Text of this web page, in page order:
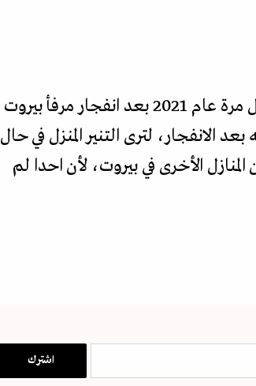
تروي ألى التنير لـ"المجلة" قصة منزل عائلتها في عين المريسة التي دخلت إليه لأول مرة عام 2021 بعد انفجار مرفأ بيروت
الانفجار، لترى التنير المنزل في حال
الأخرى في بيروت، لأن احدا لم